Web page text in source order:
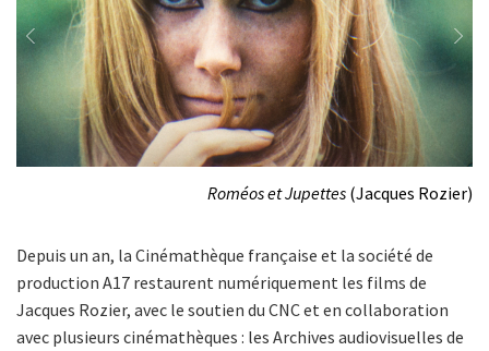
Roméos et Jupettes (Jacques Rozier)
Previous Next
Depuis un an, la Cinémathèque française et la société de
production A17 restaurent numériquement les films de
Jacques Rozier, avec le soutien du CNC et en collaboration
avec plusieurs cinémathèques : les Archives audiovisuelles de